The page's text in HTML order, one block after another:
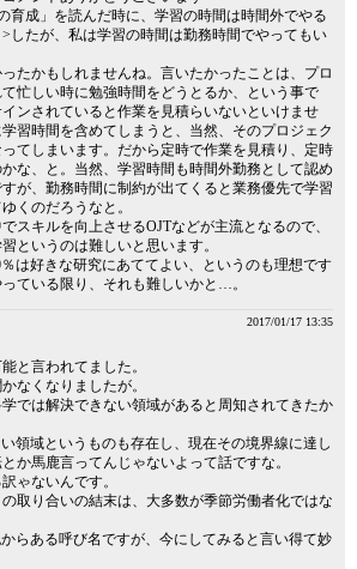
育成」を読んだ時に、学習の時間は時間外でやる
したが、私は学習の時間は勤務時間でやってもい
たかもしれませんね。言いたかったことは、プロ
忙しい時に勉強時間をどうとるか、という事で
ンされていると作業を見積らいないといけませ
習時間を含めてしまうと、当然、そのプロジェク
てしまいます。だから定時で作業を見積り、定時
な、と。当然、学習時間も時間外勤務として認め
が、勤務時間に制約が出てくると業務優先で学習
くのだろうなと。
スキルを向上させるOJTなどが主流となるので、
というのは難しいと思います。
は好きな研究にあててよい、というのも理想です
ている限り、それも難しいかと…。
2017/01/17 13:35
と言われてました。
なくなりましたが。
では解決できない領域があると周知されてきたか
領域というものも存在し、現在その境界線に達し
か馬鹿言ってんじゃないよって話ですな。
ゃないんです。
取り合いの結末は、大多数が季節労働者化ではな
らある呼び名ですが、今にしてみると言い得て妙